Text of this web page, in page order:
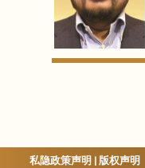
私隐政策声明 | 版权声明